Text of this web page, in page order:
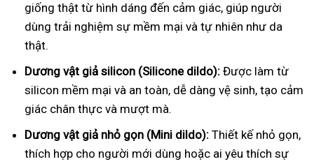
giống thật từ hình dáng đến cảm giác, giúp người
dùng trải nghiệm sự mềm mại và tự nhiên như da
thật.
Dương vật giả silicon (Silicone dildo): Được làm từ
silicon mềm mại và an toàn, dễ dàng vệ sinh, tạo cảm
giác chân thực và mượt mà.
Dương vật giả nhỏ gọn (Mini dildo): Thiết kế nhỏ gọn,
thích hợp cho người mới dùng hoặc ai yêu thích sự